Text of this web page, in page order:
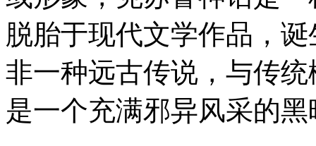
脱胎于现代文学作品，
非一种远古传说，与传
是一个充满邪异风采的